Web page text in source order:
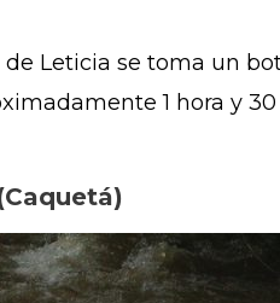
Leticia se toma un
1 hora y